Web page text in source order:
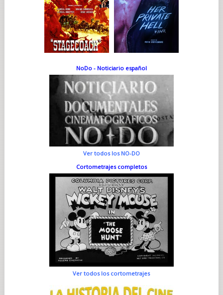
NoDo - Noticiario español
Ver todos los NO-DO
Cortometrajes completos
Ver todos los cortometrajes